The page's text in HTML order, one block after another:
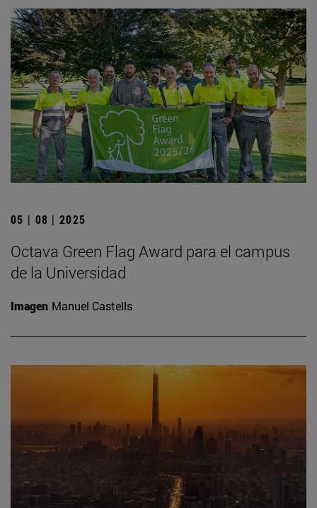
05 | 08 | 2025
Octava Green Flag Award para el campus
de la Universidad
Imagen Manuel Castells